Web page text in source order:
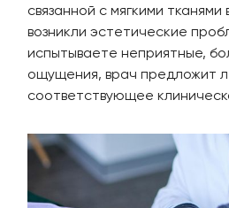
связанной с мягкими тканями
возникли эстетические
испытываете неприятные,
ощущения, врач предложит
соответствующее